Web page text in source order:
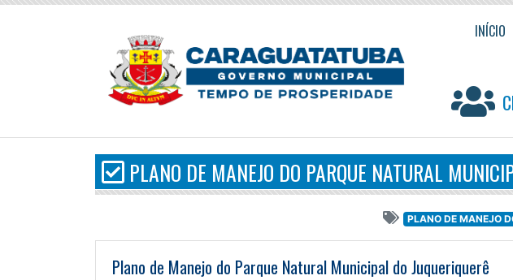
INÍCIO
PLANO DE MANEJO DO PARQUE NATURAL
PLANO DE MANEJO
Plano de Manejo do Parque Natural Municipal do Juqueriquerê